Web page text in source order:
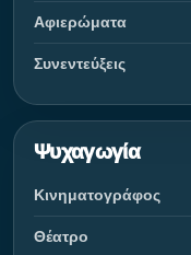
Αφιερώματα
Συνεντεύξεις
Ψυχαγωγία
Κινηματογράφος
Θέατρο